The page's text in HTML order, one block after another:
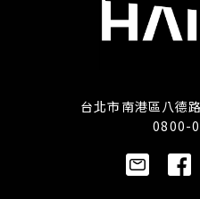
台北市南港區八德
0800-